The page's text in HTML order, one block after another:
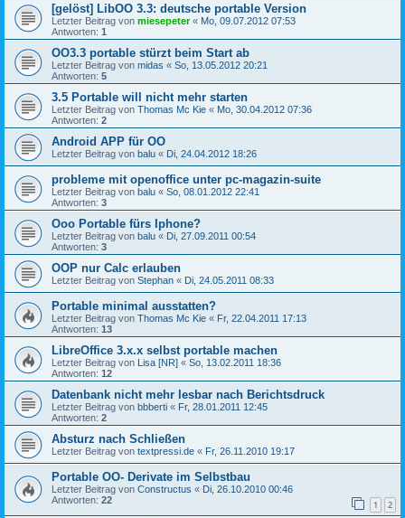
[gelöst] LibOO 3.3: deutsche portable Version
Letzter Beitrag von miesepeter« Mo, 09.07.2012 07:53
Antworten: 1
OO3.3 portable stürzt beim Start ab
Letzter Beitrag von midas « So, 13.05.2012 20:21
Antworten: 5
3.5 Portable will nicht mehr starten
Letzter Beitrag von Thomas Mc Kie « Mo, 30.04.2012 07:36
Antworten: 2
Android APP für OO
Letzter Beitrag von balu « Di, 24.04.2012 18:26
probleme mit openoffice unter pc-magazin-suite
Letzter Beitrag von balu « So, 08.01.2012 22:41
Antworten: 3
Ooo Portable fürs Iphone?
Letzter Beitrag von balu « Di, 27.09.2011 00:54
Antworten: 3
OOP nur Calc erlauben
Letzter Beitrag von Stephan « Di, 24.05.2011 08:33
Portable minimal ausstatten?
Letzter Beitrag von Thomas Mc Kie « Fr, 22.04.2011 17:13
Antworten: 13
LibreOffice 3.x.x selbst portable machen
Letzter Beitrag von Lisa [NR] « So, 13.02.2011 18:36
Antworten: 12
Datenbank nicht mehr lesbar nach Berichtsdruck
Letzter Beitrag von bbberti « Fr, 28.01.2011 12:45
Antworten: 2
Absturz nach Schließen
Letzter Beitrag von textpressi.de « Fr, 26.11.2010 19:17
Portable OO- Derivate im Selbstbau
Letzter Beitrag von Constructus « Di, 26.10.2010 00:46
Antworten: 22 1 2